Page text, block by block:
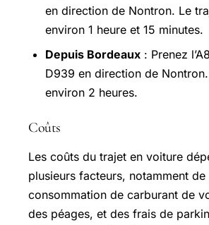
en direction de Nontron. Le
environ 1 heure et 15 minutes.
Depuis Bordeaux : Prenez
D939 en direction de
environ 2 heures.
Coûts
Les coûts du trajet en voiture
plusieurs facteurs, notamment de
consommation de carburant de
des péages, et des frais de